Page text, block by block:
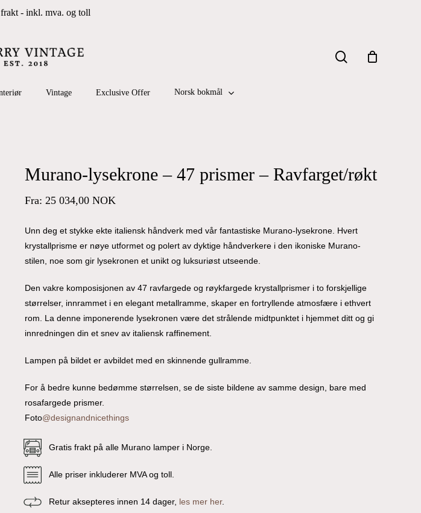
- inkl. mva. og toll
Vintage Exclusive Offer Norsk bokmål
Murano-lysekrone – 47 prismer – Ravfarget/røkt
Fra: 25 034,00 NOK
Unn deg et stykke ekte italiensk håndverk med vår fantastiske Murano-lysekrone. Hvert
krystallprisme er nøye utformet og polert av dyktige håndverkere i den ikoniske Murano-
stilen, noe som gir lysekronen et unikt og luksuriøst utseende.
Den vakre komposisjonen av 47 ravfargede og røykfargede krystallprismer i to forskjellige
størrelser, innrammet i en elegant metallramme, skaper en fortryllende atmosfære i ethvert
rom. La denne imponerende lysekronen være det strålende midtpunktet i hjemmet ditt og gi
innredningen din et snev av italiensk raffinement.
Lampen på bildet er avbildet med en skinnende gullramme.
For å bedre kunne bedømme størrelsen, se de siste bildene av samme design, bare med
rosafargede prismer.
Foto@designandnicethings
Gratis frakt på alle Murano lamper i Norge.
Alle priser inkluderer MVA og toll.
Retur aksepteres innen 14 dager, les mer her.